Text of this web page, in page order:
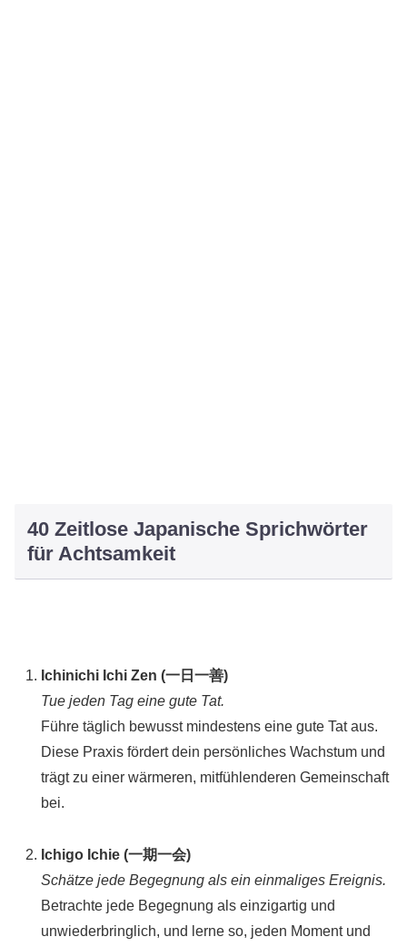
40 Zeitlose Japanische Sprichwörter
für Achtsamkeit
Ichinichi Ichi Zen (一日一善)
Tue jeden Tag eine gute Tat.
Führe täglich bewusst mindestens eine gute Tat aus.
Diese Praxis fördert dein persönliches Wachstum und
trägt zu einer wärmeren, mitfühlenderen Gemeinschaft
bei.
Ichigo Ichie (一期一会)
Schätze jede Begegnung als ein einmaliges Ereignis.
Betrachte jede Begegnung als einzigartig und
unwiederbringlich, und lerne so, jeden Moment und